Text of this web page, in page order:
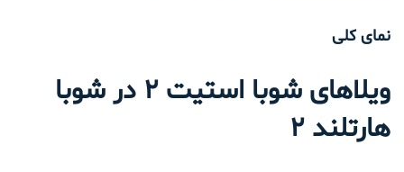
نمای کلی
ویلاهای شوبا استیت 2 در شوبا
هارتلند 2
برای فروش